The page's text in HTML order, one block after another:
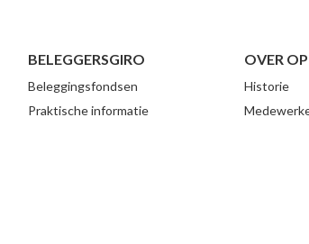
BELEGGERSGIRO
Beleggingsfondsen
Praktische informatie
OVER
Historie